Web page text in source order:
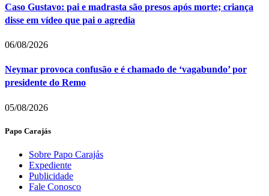
Caso Gustavo: pai e madrasta são presos após morte; criança
disse em vídeo que pai o agredia
06/08/2026
Neymar provoca confusão e é chamado de ‘vagabundo’ por
presidente do Remo
05/08/2026
Papo Carajás
Sobre Papo Carajás
Expediente
Publicidade
Fale Conosco